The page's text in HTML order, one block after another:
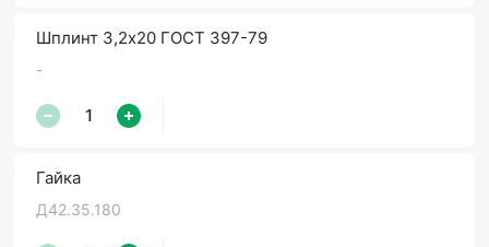
Шплинт 3,2х20 ГОСТ 397-79
-
Гайка
Д42.35.180